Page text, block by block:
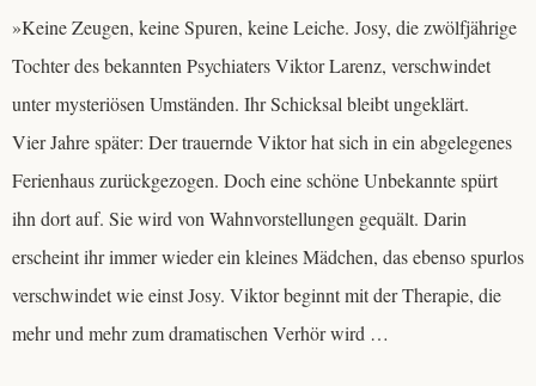
»Keine Zeugen, keine Spuren, keine Leiche. Josy, die zwölfjährige
Tochter des bekannten Psychiaters Viktor Larenz, verschwindet
unter mysteriösen Umständen. Ihr Schicksal bleibt ungeklärt.
Vier Jahre später: Der trauernde Viktor hat sich in ein abgelegenes
Ferienhaus zurückgezogen. Doch eine schöne Unbekannte spürt
ihn dort auf. Sie wird von Wahnvorstellungen gequält. Darin
erscheint ihr immer wieder ein kleines Mädchen, das ebenso spurlos
verschwindet wie einst Josy. Viktor beginnt mit der Therapie, die
mehr und mehr zum dramatischen Verhör wird …